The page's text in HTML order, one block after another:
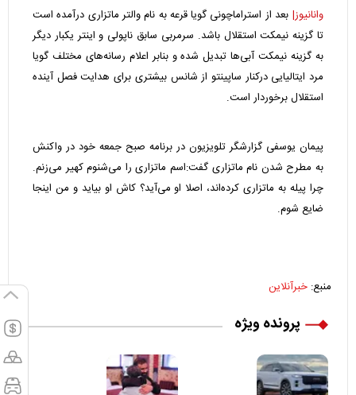
وانانیوز| بعد از استراماچونی گویا قرعه به نام والتر ماتزاری درآمده است
تا گزینه نیمکت استقلال باشد. سرمربی سابق ناپولی و اینتر یکبار دیگر
به گزینه نیمکت آبی‌ها تبدیل شده و بنابر اعلام رسانه‌های مختلف گویا
مرد ایتالیایی درکنار ساپینتو از شانس بیشتری برای هدایت فصل آینده
استقلال برخوردار است.
پیمان یوسفی گزارشگر تلویزیون در برنامه صبح جمعه خود در واکنش
به مطرح شدن نام ماتزاری گفت:اسم ماتزاری را می‌شنوم کهیر می‌زنم.
چرا پیله به ماتزاری کرده‌اند، اصلا او می‌آید؟ کاش او بیاید و من اینجا
ضایع شوم.
منبع: خبرآنلاین
پرونده ویژه